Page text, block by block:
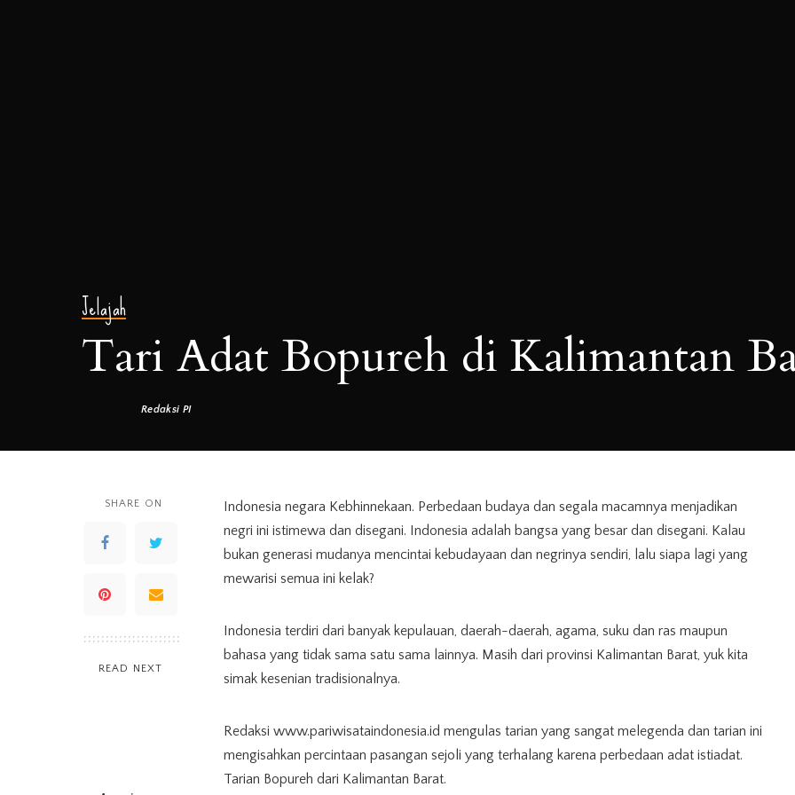
Jelajah
Tari Adat Bopureh di Kalimantan
Posted
Redaksi PI
SHARE ON
READ NEXT
Indonesia negara Kebhinnekaan. Perbedaan budaya dan segala macamnya menjadikan
negri ini istimewa dan disegani. Indonesia adalah bangsa yang besar dan disegani. Kalau
bukan generasi mudanya mencintai kebudayaan dan negrinya sendiri, lalu siapa lagi yang
mewarisi semua ini kelak?
Indonesia terdiri dari banyak kepulauan, daerah-daerah, agama, suku dan ras maupun
bahasa yang tidak sama satu sama lainnya. Masih dari provinsi Kalimantan Barat, yuk kita
simak kesenian tradisionalnya.
Redaksi www.pariwisataindonesia.id mengulas tarian yang sangat melegenda dan tarian ini
mengisahkan percintaan pasangan sejoli yang terhalang karena perbedaan adat istiadat.
Tarian Bopureh dari Kalimantan Barat.